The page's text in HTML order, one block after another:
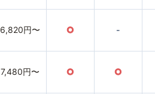
6,820円〜 ○ -
7,480円〜 ○ ○